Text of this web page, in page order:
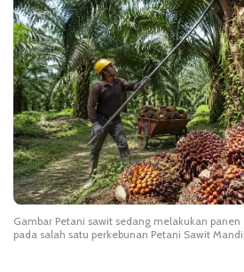
Gambar Petani sawit sedang melakukan panen
pada salah satu perkebunan Petani Sawit